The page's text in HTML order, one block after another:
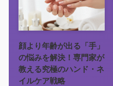
顔より年齢が出る「手」
の悩みを解決！専門家が
教える究極のハンド・ネ
イルケア戦略